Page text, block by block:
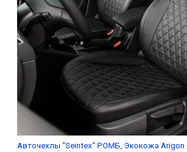
Авточехлы "Seintex" РОМБ, Экокожа Arigon